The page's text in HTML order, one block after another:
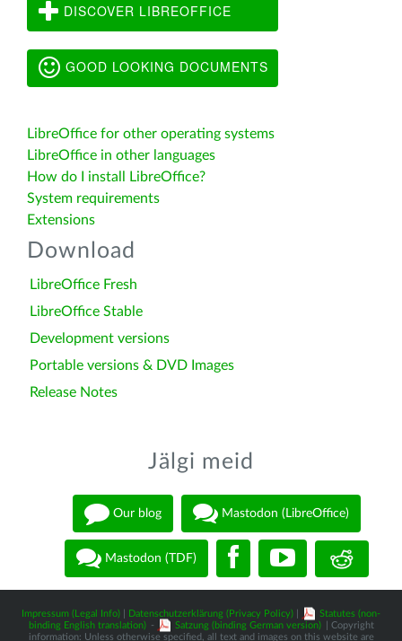
DISCOVER LIBREOFFICE
GOOD LOOKING DOCUMENTS
LibreOffice for other operating systems
LibreOffice in other languages
How do I install LibreOffice?
System requirements
Extensions
Download
LibreOffice Fresh
LibreOffice Stable
Development versions
Portable versions & DVD Images
Release Notes
Jälgi meid
Our blog Mastodon (LibreOffice)
Mastodon (TDF)
Impressum (Legal Info) Datenschutzerklärung (Privacy Policy)
Statutes (non-
binding English translation) - Satzung (binding German version)
| Copyright
information: Unless otherwise specified, all text and images on this website are